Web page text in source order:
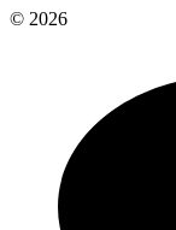
© 2026